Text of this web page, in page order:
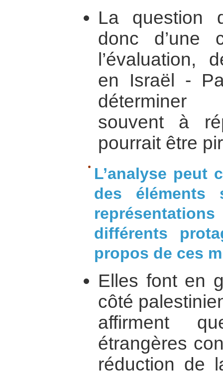
La question
donc d’une
l’évaluation,
en Israël -
déterminer
souvent à
pourrait être
L’analyse peut
des éléments
différents
propos de ces
Elles font en
côté
affirment
étrangères
réduction de